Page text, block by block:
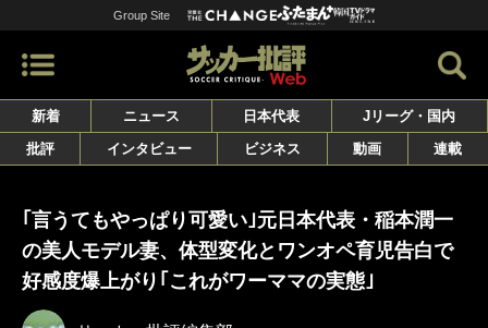
Group Site
新着 ニュース 日本代表
Jリーグ・国内
批評
インタビュー ビジネス 動画 連載
｢言うてもやっぱり可愛い｣元日本代表・稲本潤一
の美人モデル妻、体型変化とワンオペ育児告白で
好感度爆上がり｢これがワーママの実態｣